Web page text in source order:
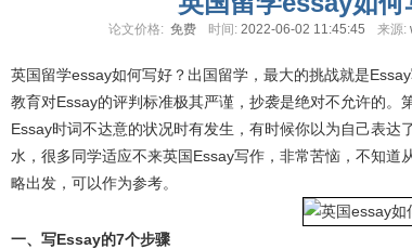
论文价格: 免费 时间: 2022-06-02 11:45:45 来源:
英国留学essay如何写好？出国留学，最大的挑战就是
教育对Essay的评判标准极其严谨，抄袭是绝对不允许的。
Essay时词不达意的状况时有发生，有时候你以为自己表
水，很多同学适应不来英国Essay写作，非常苦恼，不知
略出发，可以作为参考。
一、写Essay的7个步骤